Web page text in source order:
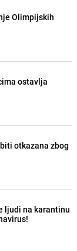
Olimpijskih
ostavlja
otkazana zbog
ljudi na karantinu